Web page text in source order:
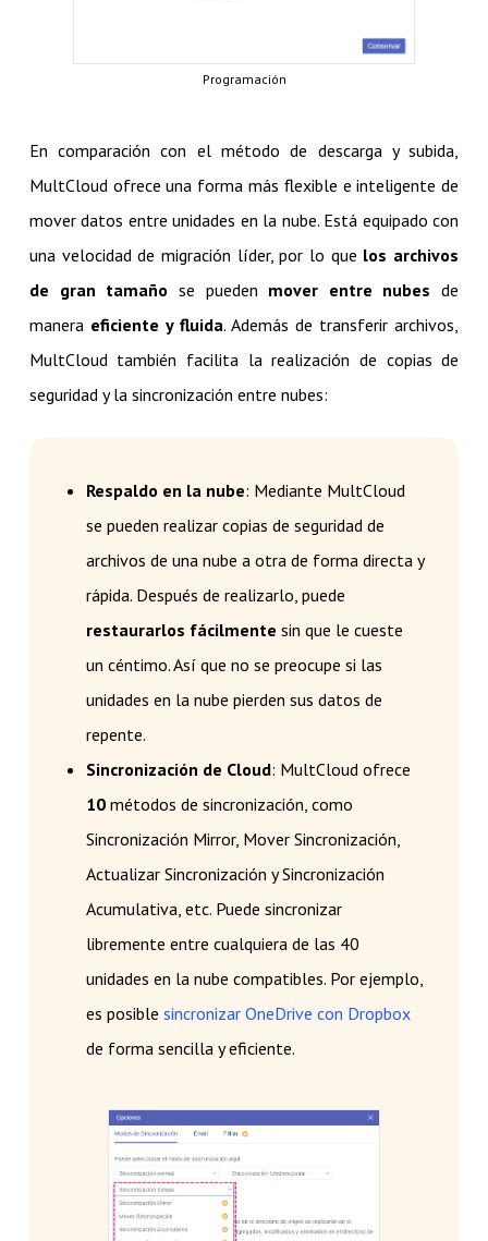
Programación
En comparación con el método de descarga y subida,
MultCloud ofrece una forma más flexible e inteligente de
mover datos entre unidades en la nube. Está equipado con
una velocidad de migración líder, por lo que los archivos
de gran tamaño se pueden mover entre nubes de
manera eficiente y fluida. Además de transferir archivos,
MultCloud también facilita la realización de copias de
seguridad y la sincronización entre nubes:
Respaldo en la nube: Mediante MultCloud
se pueden realizar copias de seguridad de
archivos de una nube a otra de forma directa y
rápida. Después de realizarlo, puede
restaurarlos fácilmente sin que le cueste
un céntimo. Así que no se preocupe si las
unidades en la nube pierden sus datos de
repente.
Sincronización de Cloud: MultCloud ofrece
10métodos de sincronización, como
Sincronización Mirror, Mover Sincronización,
Actualizar Sincronización y Sincronización
Acumulativa, etc. Puede sincronizar
libremente entre cualquiera de las 40
unidades en la nube compatibles. Por ejemplo,
es posible sincronizar OneDrive con Dropbox
de forma sencilla y eficiente.